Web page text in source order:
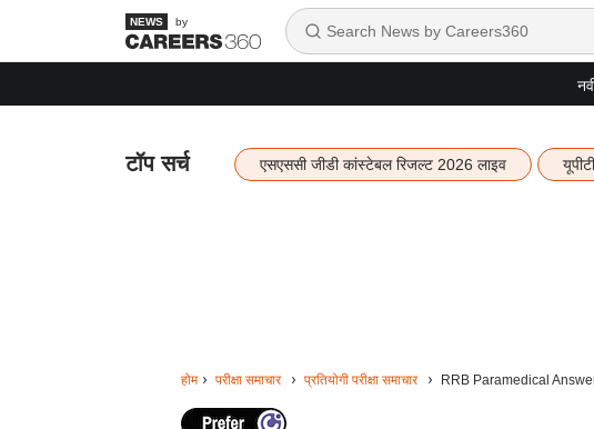
by
टॉप सर्च एसएससी जीडी कांस्टेबल रिजल्ट 2026 लाइव
होम परीक्षा समाचार प्रतियोगी परीक्षा समाचार RRB Paramedical